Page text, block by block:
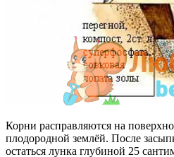
Корни расправляются на
плодородной землёй. После
остаться лунка глубиной 25